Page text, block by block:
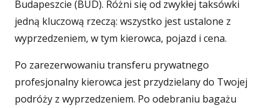
Budapeszcie (BUD). Różni się od zwykłej taksówki
jedną kluczową rzeczą: wszystko jest ustalone z
wyprzedzeniem, w tym kierowca, pojazd i cena.
Po zarezerwowaniu transferu prywatnego
profesjonalny kierowca jest przydzielany do Twojej
podróży z wyprzedzeniem. Po odebraniu bagażu